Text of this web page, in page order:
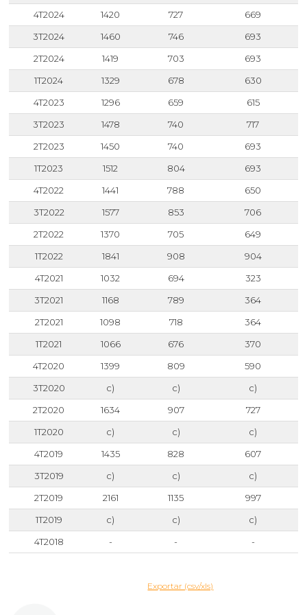
4T2024
1420 727
669
3T2024
1460 746
693
2T2024
1419 703
693
1T2024
1329 678
630
4T2023
1296 659
615
3T2023
1478 740
717
2T2023
1450 740
693
1T2023
1512 804
693
4T2022
1441 788
650
3T2022
1577 853
706
2T2022
1370 705
649
1T2022
1841 908
904
4T2021
1032 694
323
3T2021
1168 789
364
2T2021
1098 718
364
1T2021
1066 676
370
4T2020
1399 809
590
3T2020
c) c)
c)
2T2020
1634 907
727
1T2020
c) c)
c)
4T2019
1435 828
607
3T2019
c) c)
c)
2T2019
2161 1135
997
1T2019
c) c)
c)
4T2018
- - -
Exportar (csv/xls)